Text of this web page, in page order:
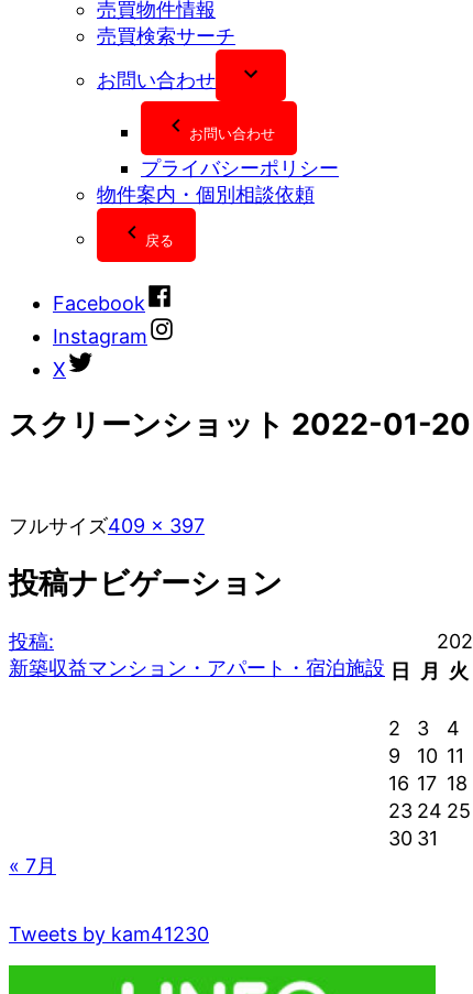
売買物件情報
売買検索サーチ
お問い合わせ
お問い合わせ
プライバシーポリシー
物件案内・個別相談依頼
戻る
Facebook
Instagram
X
スクリーンショット 2022-01-
フルサイズ409 × 397
投稿ナビゲーション
投稿:
新築収益マンション・アパート・宿泊施設 日
月 火
2
3 4
9
10 11
16 17 18
23 24 25
30 31
« 7月
Tweets by kam41230